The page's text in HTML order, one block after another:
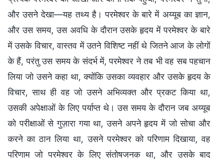
और उसने देखा—यह तथ्य है। परमेश्वर के बारे में अय्यूब का ज्ञान,
और उस समय, उस अवधि के दौरान उसके हृदय में परमेश्वर के बारे
में उसके विचार, वास्तव में उतने विशिष्ट नहीं थे जितने आज के लोगों
के हैं, परंतु उस समय के संदर्भ में, परमेश्वर ने तब भी वह सब पहचान
लिया जो उसने कहा था, क्योंकि उसका व्यवहार और उसके हृदय के
विचार, साथ ही वह जो उसने अभिव्यक्त और प्रकट किया था,
उसकी अपेक्षाओं के लिए पर्याप्त थे। उस समय के दौरान जब अय्यूब
को परीक्षाओं से गुज़ारा गया था, उसने अपने हृदय में जो सोचा और
करने का ठान लिया था, उसने परमेश्वर को परिणाम दिखाया, वह
परिणाम जो परमेश्वर के लिए संतोषजनक था, और उसके बाद